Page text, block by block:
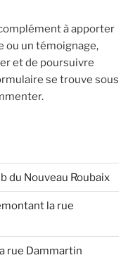
à apporter
ou un témoignage,
et de poursuivre
se trouve sous
du Nouveau Roubaix
la rue
rue Dammartin